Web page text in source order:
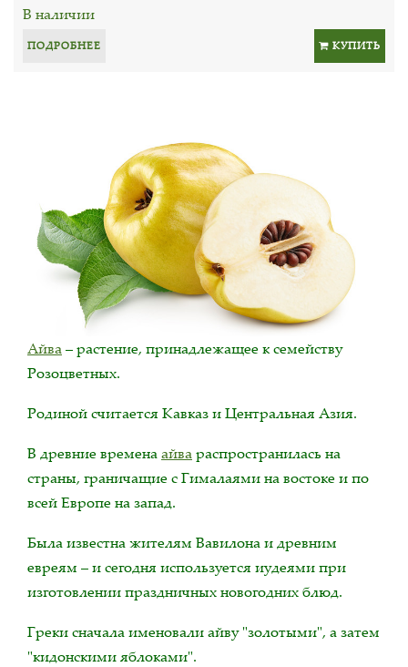
В наличии
ПОДРОБНЕЕ КУПИТЬ
Айва– растение, принадлежащее к семейству
Розоцветных.
Родиной считается Кавказ и Центральная Азия.
В древние временаайвараспространилась на
страны, граничащие с Гималаями на востоке и по
всей Европе на запад.
Была известна жителям Вавилона и древним
евреям – и сегодня используется иудеями при
изготовлении праздничных новогодних блюд.
Греки сначала именовали айву "золотыми", а затем
"кидонскими яблоками".